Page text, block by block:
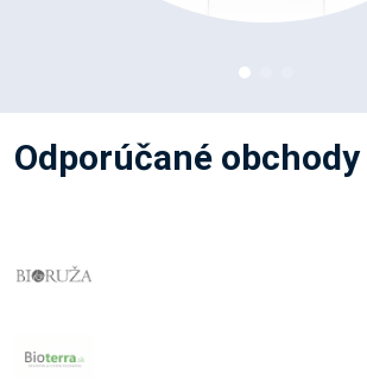
Odporúčané obchody